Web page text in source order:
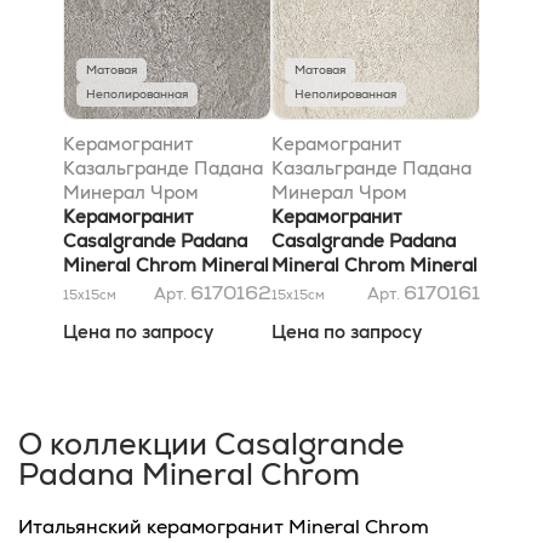
Матовая
Неполированная
Керамогранит
Казальгранде Падана
Минерал Чром
Минерал Грей 15x15
Керамогранит
Casalgrande Padana
Mineral Chrom Mineral
Grey 15x15
15x15см Арт. 6170162
Цена по запросу
Матовая
Неполированная
Керамогранит
Казальгранде Падана
Минерал Чром
Минерал Уайт 15x15
Керамогранит
Casalgrande Padana
Mineral Chrom Mineral
White 15x15
15x15см Арт. 6170161
Цена по запросу
О коллекции Casalgrande
Padana Mineral Chrom
Итальянский керамогранит Mineral Chrom